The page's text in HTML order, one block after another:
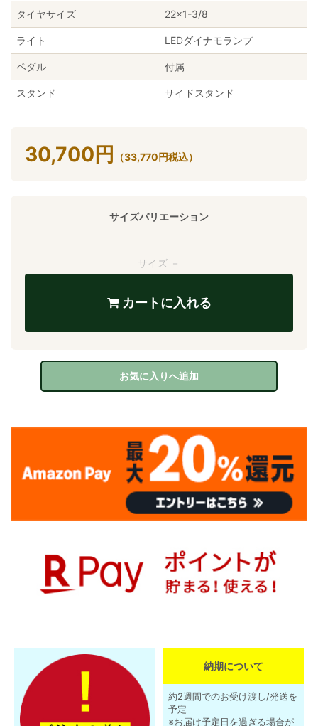
タイヤサイズ 22×1-3/8
ライト LEDダイナモランプ
ペダル 付属
スタンド サイドスタンド
30,700 円 （33,770円税込）
サイズバリエーション
サイズ －
カートに入れる
お気に入りへ追加
納期について
約2週間でのお受け渡し/発送を
予定
※お届け予定日を過ぎる場合が